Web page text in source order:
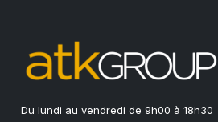
Du lundi au vendredi de 9h00 à 18h30